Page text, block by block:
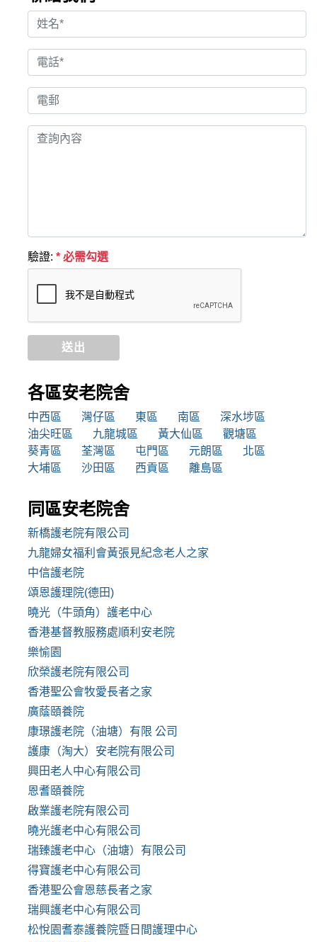
驗證: * 必需勾選
送出
各區安老院舍
中西區 灣仔區 東區 南區
深水埗區
油尖旺區
九龍城區 黃大仙區
觀塘區
葵青區
荃灣區 屯門區 元朗區
北區
大埔區
沙田區 西貢區 離島區
同區安老院舍
新橋護老院有限公司
九龍婦女福利會黃張見紀念老人之家
中信護老院
頌恩護理院(德田)
曉光（牛頭角）護老中心
香港基督教服務處順利安老院
樂愉園
欣榮護老院有限公司
香港聖公會牧愛長者之家
廣蔭頤養院
康璟護老院（油塘）有限 公司
護康（淘大）安老院有限公司
興田老人中心有限公司
恩耆頤養院
啟業護老院有限公司
曉光護老中心有限公司
瑞臻護老中心（油塘）有限公司
得寶護老中心有限公司
香港聖公會恩慈長者之家
瑞興護老中心有限公司
松悅園耆泰護養院暨日間護理中心